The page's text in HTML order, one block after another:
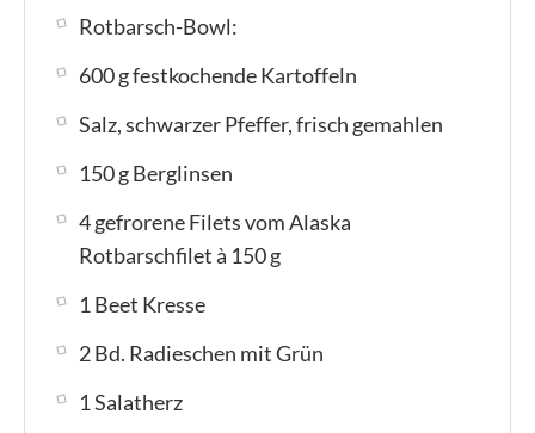
Rotbarsch-Bowl:
600 g festkochende Kartoffeln
Salz, schwarzer Pfeffer, frisch gemahlen
150 g Berglinsen
4 gefrorene Filets vom Alaska
Rotbarschfilet à 150 g
1 Beet Kresse
2 Bd. Radieschen mit Grün
1 Salatherz